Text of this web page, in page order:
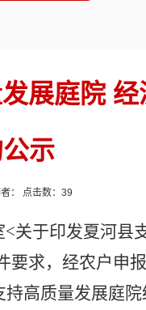
展庭院
示
： 点击数： 39
<关于印发夏河县
要求，经农户申
持高质量发展庭